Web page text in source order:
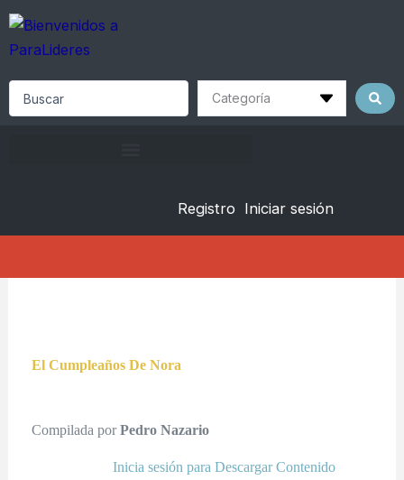
Skip
content
Registro Iniciar sesión
El Cumpleaños De Nora
Compilada porPedro Nazario
Inicia sesión para Descargar Contenido